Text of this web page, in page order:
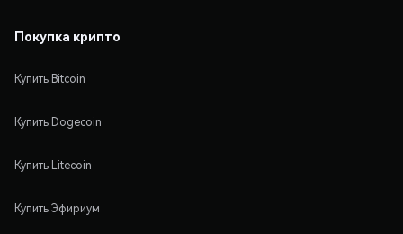
Покупка крипто
Купить Bitcoin
Купить Dogecoin
Купить Litecoin
Купить Эфириум